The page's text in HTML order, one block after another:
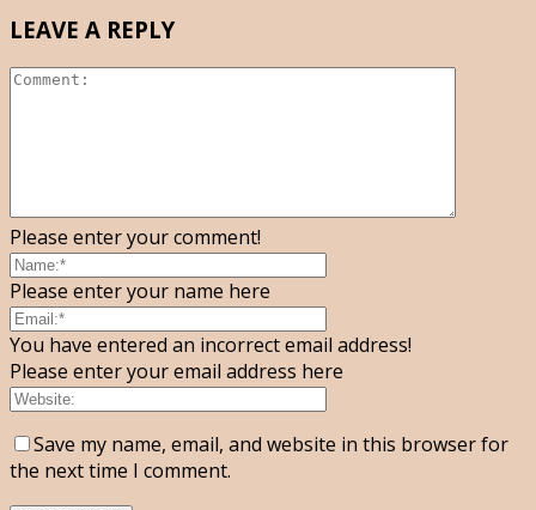
LEAVE A REPLY
Please enter your comment!
Please enter your name here
You have entered an incorrect email address!
Please enter your email address here
Save my name, email, and website in this browser for
the next time I comment.